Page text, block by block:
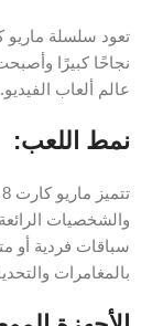
نجاحًا كبيرًا
عالم ألعاب الفيديو.
نمط اللعب:
والشخصيات
سباقات فردية أو
بالمغامرات